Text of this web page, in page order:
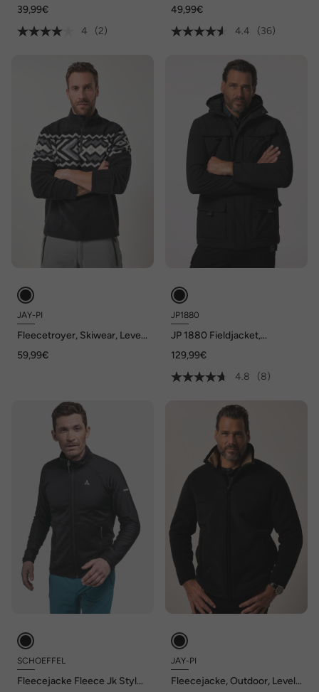
39,99€
4
(2)
49,99€
4.4
(36)
JAY-PI
Fleecetroyer, Skiwear, Level
59,99€
JP1880
JP 1880 Fieldjacket,
Kapuze, bis 8 XL
129,99€
4.8
(8)
SCHOEFFEL
Fleecejacke Fleece Jk Style
JAY-PI
Fleecejacke, Outdoor, Level